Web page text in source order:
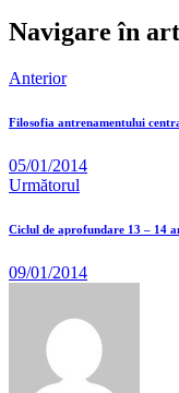
Navigare în
Anterior
Filosofia antrenamentului
05/01/2014
Următorul
Ciclul de aprofundare 13 – 14
09/01/2014